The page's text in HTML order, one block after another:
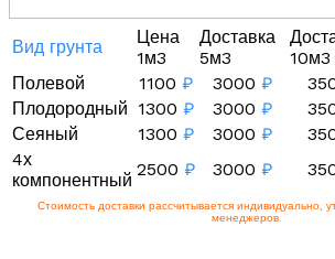
Вид грунта
Цена
1м3
Доставка
5м3
10м3
Полевой
1100 ₽ 3000 ₽
Плодородный 1300 ₽ 3000 ₽
Сеяный
1300 ₽ 3000 ₽
4х
компонентный
2500 ₽ 3000 ₽
Стоимость доставки рассчитывается индивидуально,
менеджеров.